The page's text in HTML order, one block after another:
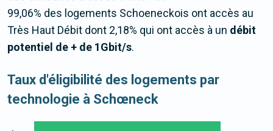
99,06% des logements Schoeneckois ont accès au
Très Haut Débit dont 2,18% qui ont accès à un débit
potentiel de + de 1Gbit/s.
Taux d'éligibilité des logements par
technologie à Schœneck